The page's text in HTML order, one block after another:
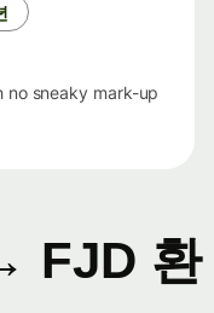
no sneaky mark-up
FJD 환